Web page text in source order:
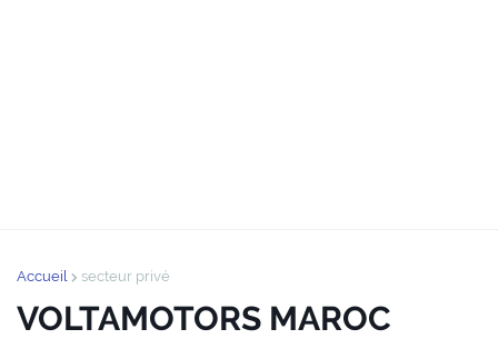
Accueil secteur privé
VOLTAMOTORS MAROC